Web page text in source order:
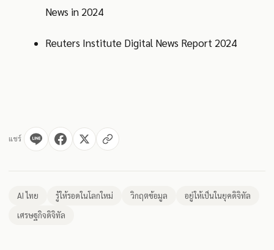
News in 2024
Reuters Institute Digital News Report 2024
แชร์
AI ไทย รู้ให้รอดในโลกใหม่ วิกฤตข้อมูล
อยู่ให้เป็นในยุคดิจิทัล
เศรษฐกิจดิจิทัล